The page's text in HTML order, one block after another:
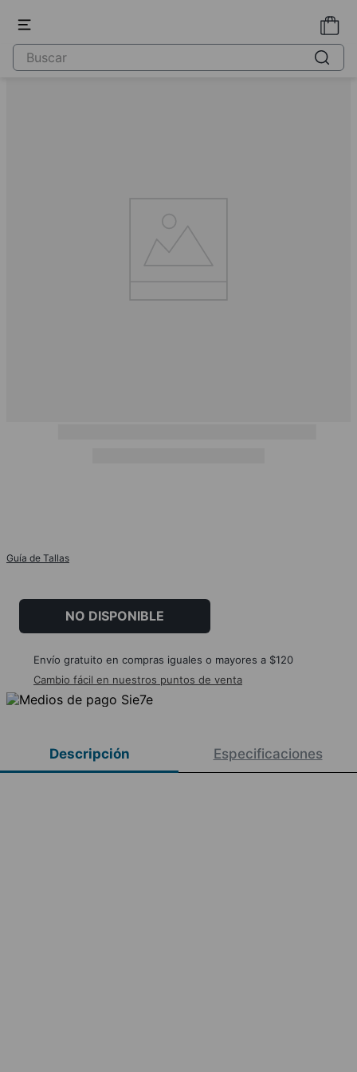
Guía de Tallas
NO DISPONIBLE
Envío gratuito en compras iguales o mayores a $120
Cambio fácil en nuestros puntos de venta
Descripción Especificaciones